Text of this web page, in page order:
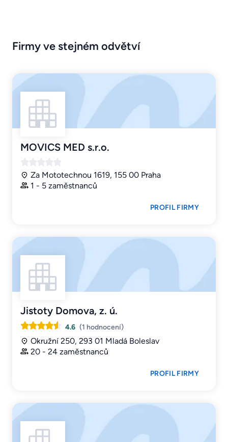
Firmy ve stejném odvětví
MOVICS MED s.r.o.
Za Mototechnou 1619, 155 00 Praha
1 - 5 zaměstnanců
PROFIL FIRMY
Jistoty Domova, z. ú.
4.6 (1 hodnocení)
Okružní 250, 293 01 Mladá Boleslav
20 - 24 zaměstnanců
PROFIL FIRMY